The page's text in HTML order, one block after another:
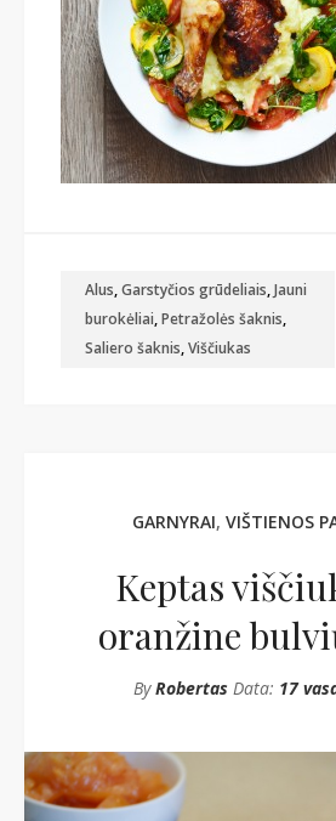
Alus,Garstyčios grūdeliais,Jauni
burokėliai,Petražolės šaknis,
Saliero šaknis,Viščiukas
GARNYRAI, VIŠTIENOS
Keptas
oranžine
ByRobertas Data: 17